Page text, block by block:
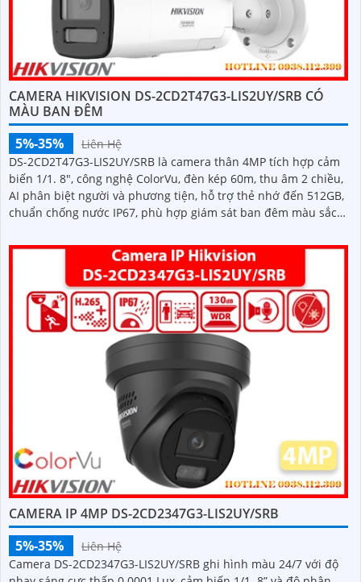
CAMERA HIKVISION DS-2CD2T47G3-LIS2UY/SRB CÓ
MÀU BAN ĐÊM
5%-35%
Liên Hệ
DS-2CD2T47G3-LIS2UY/SRB là camera thân 4MP tích hợp cảm
biến 1/1. 8", công nghệ ColorVu, đèn kép 60m, thu âm 2 chiều,
AI phân biệt người và phương tiện, hỗ trợ thẻ nhớ đến 512GB,
chuẩn chống nước IP67, phù hợp giám sát ban đêm màu sắc
CAMERA IP 4MP DS-2CD2347G3-LIS2UY/SRB
5%-35%
Liên Hệ
Camera DS-2CD2347G3-LIS2UY/SRB ghi hình màu 24/7 với độ